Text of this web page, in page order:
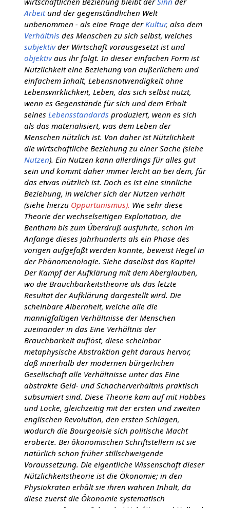
Arbeitund der gegenständlichen Welt
unbenommen - als eine Frage derKultur, also dem
Verhältnis des Menschen zu sich selbst, welches
subjektivder Wirtschaft vorausgesetzt ist und
objektivaus ihr folgt. In dieser einfachen Form ist
Nützlichkeit eine Beziehung von äußerlichem und
einfachem Inhalt, Lebensnotwendigkeit ohne
Lebenswirklichkeit, Leben, das sich selbst nutzt,
wenn es Gegenstände für sich und dem Erhalt
seines Lebensstandards produziert, wenn es sich
als das materialisiert, was dem Leben der
Menschen nützlich ist. Von daher ist Nützlichkeit
die wirtschaftliche Beziehung zu einer Sache (siehe
Nutzen). Ein Nutzen kann allerdings für alles gut
sein und kommt daher immer leicht an bei dem, für
das etwas nützlich ist. Doch es ist eine sinnliche
Beziehung, in welcher sich der Nutzen verhält
(siehe hierzu Oppurtunismus). Wie sehr diese
Theorie der wechselseitigen Exploitation, die
Bentham bis zum Überdruß ausführte, schon im
Anfange dieses Jahrhunderts als ein Phase des
vorigen aufgefaßt werden konnte, beweist Hegel in
der Phänomenologie. Siehe daselbst das Kapitel
Der Kampf der Aufklärung mit dem Aberglauben,
wo die Brauchbarkeitstheorie als das letzte
Resultat der Aufklärung dargestellt wird. Die
scheinbare Albernheit, welche alle die
mannigfaltigen Verhältnisse der Menschen
zueinander in das Eine Verhältnis der
Brauchbarkeit auflöst, diese scheinbar
metaphysische Abstraktion geht daraus hervor,
daß innerhalb der modernen bürgerlichen
Gesellschaft alle Verhältnisse unter das Eine
abstrakte Geld- und Schacherverhältnis praktisch
subsumiert sind. Diese Theorie kam auf mit Hobbes
und Locke, gleichzeitig mit der ersten und zweiten
englischen Revolution, den ersten Schlägen,
wodurch die Bourgeoisie sich politische Macht
eroberte. Bei ökonomischen Schriftstellern ist sie
natürlich schon früher stillschweigende
Voraussetzung. Die eigentliche Wissenschaft dieser
Nützlichkeitstheorie ist die Ökonomie; in den
Physiokraten erhält sie ihren wahren Inhalt, da
diese zuerst die Ökonomie systematisch